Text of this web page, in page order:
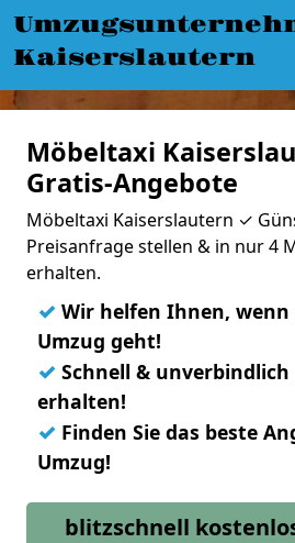
Kaiserslautern
Möbeltaxi
Gratis-Angebote
Möbeltaxi Kaiserslautern ✓
Preisanfrage stellen & in nur 4
erhalten.
✓ Wir helfen Ihnen,
Umzug geht!
✓ Schnell &
erhalten!
✓ Finden Sie das beste
Umzug!
blitzschnell